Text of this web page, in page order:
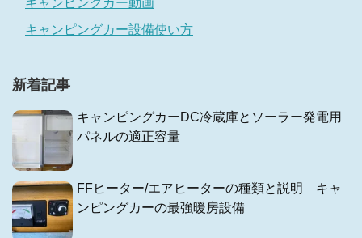
キャンピングカー動画
キャンピングカー設備使い方
新着記事
キャンピングカーDC冷蔵庫とソーラー発電用
パネルの適正容量
FFヒーター/エアヒーターの種類と説明 キャ
ンピングカーの最強暖房設備